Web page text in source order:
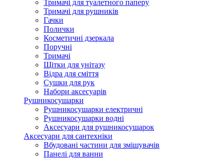
Тримачі для туалетного паперу
Тримачі для рушників
Гачки
Полички
Косметичні дзеркала
Поручні
Тримачі
Щітки для унітазу
Відра для сміття
Сушки для рук
Набори аксесуарів
Рушникосушарки
Рушникосушарки електричні
Рушникосушарки водні
Аксесуари для рушникосушарок
Аксесуари для сантехніки
Вбудовані частини для змішувачів
Панелі для ванни